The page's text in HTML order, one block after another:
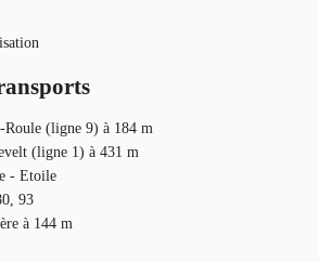
(ligne 9) à 184 m
(ligne 1) à 431 m
- Etoile
93
à 144 m